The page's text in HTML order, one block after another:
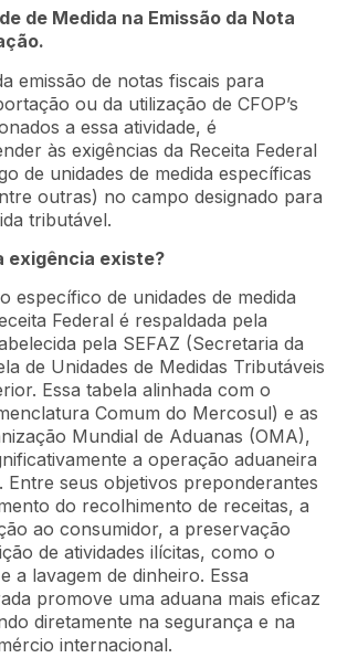
de Medida na Emissão da Nota
emissão de notas fiscais para
ou da utilização de CFOP’s
a essa atividade, é
às exigências da Receita Federal
de unidades de medida específicas
outras) no campo designado para
tributável.
exigência existe?
específico de unidades de medida
Federal é respaldada pela
pela SEFAZ (Secretaria da
de Unidades de Medidas Tributáveis
Essa tabela alinhada com o
Comum do Mercosul) e as
Mundial de Aduanas (OMA),
a operação aduaneira
Entre seus objetivos preponderantes
do recolhimento de receitas, a
ao consumidor, a preservação
de atividades ilícitas, como o
a lavagem de dinheiro. Essa
promove uma aduana mais eficaz
diretamente na segurança e na
internacional.